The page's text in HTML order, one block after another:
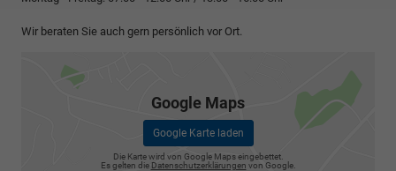
Wir beraten Sie auch gern persönlich vor Ort.
Google Maps
Google Karte laden
Die Karte wird von Google Maps eingebettet.
Es gelten die Datenschutzerklärungen von Google.